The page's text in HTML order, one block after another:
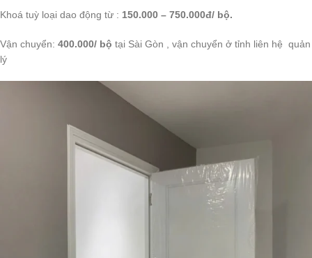
Khoá tuỳ loại dao động từ : 150.000 – 750.000đ/ bộ.
Vận chuyển: 400.000/ bộ tại Sài Gòn , vận chuyển ở tỉnh liên hệ quản
lý